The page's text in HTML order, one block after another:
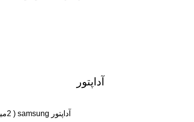
آداپتور
آداپتور samsung ( 2میلی آمپر )